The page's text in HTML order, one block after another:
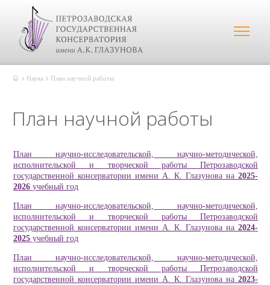
Наука План научной работы
План научной работы
План научно-исследовательской, научно-методической,
исполнительской и творческой работы Петрозаводской
государственной консерватории имени А. К. Глазунова на 2025-
2026 учебный год
План научно-исследовательской, научно-методической,
исполнительской и творческой работы Петрозаводской
государственной консерватории имени А. К. Глазунова на 2024-
2025 учебный год
План научно-исследовательской, научно-методической,
исполнительской и творческой работы Петрозаводской
государственной консерватории имени А. К. Глазунова на 2023-